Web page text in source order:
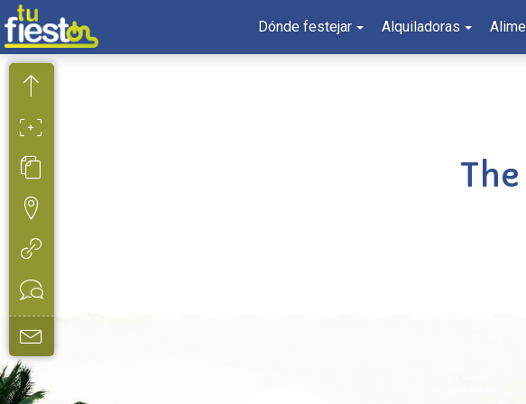
Dónde festejar Alquiladoras